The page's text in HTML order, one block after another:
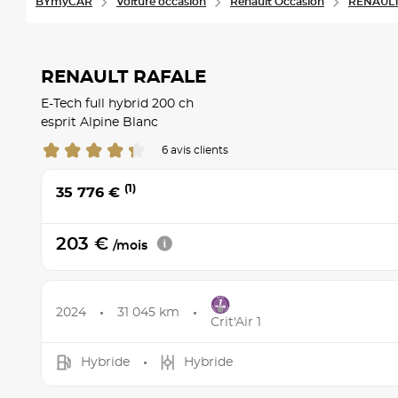
RENAULT RAFALE
E-Tech full hybrid 200 ch
esprit Alpine Blanc
6 avis clients
35 776 € (1)
203 € /mois
2024 31 045 km
Crit'Air 1
Hybride Hybride